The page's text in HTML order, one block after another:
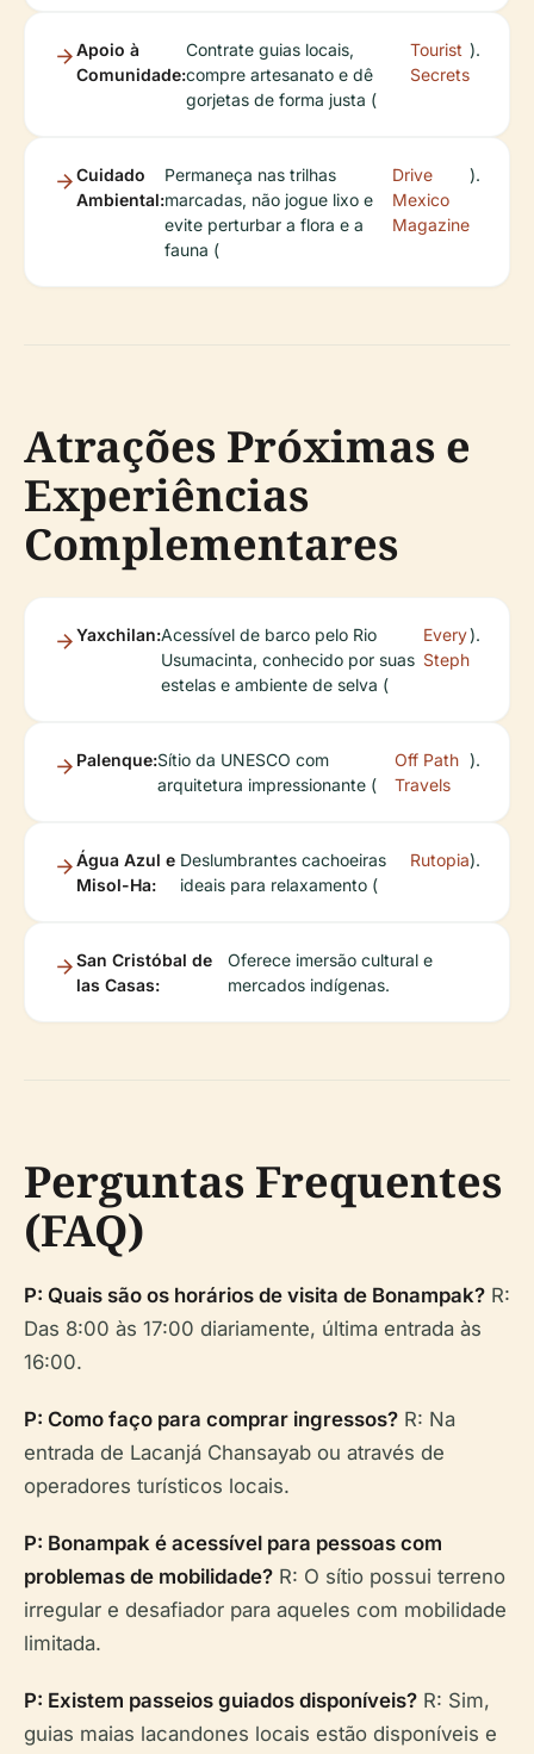
Apoio à
Comunidade:
Contrate guias locais,
compre artesanato e dê
gorjetas de forma justa (
Tourist
Secrets
).
Cuidado
Ambiental:
Permaneça nas trilhas
marcadas, não jogue lixo e
evite perturbar a flora e a
fauna (
Drive
Mexico
Magazine
).
Atrações Próximas e
Experiências
Complementares
Yaxchilan:Acessível de barco pelo Rio
Usumacinta, conhecido por suas
estelas e ambiente de selva (
Every
Steph
).
Palenque:Sítio da UNESCO com
arquitetura impressionante (
Off Path
Travels
).
Água Azul e
Misol-Ha:
Deslumbrantes cachoeiras
ideais para relaxamento (
Rutopia).
San Cristóbal de
las Casas:
Oferece imersão cultural e
mercados indígenas.
Perguntas Frequentes
(FAQ)
P: Quais são os horários de visita de Bonampak? R:
Das 8:00 às 17:00 diariamente, última entrada às
16:00.
P: Como faço para comprar ingressos? R: Na
entrada de Lacanjá Chansayab ou através de
operadores turísticos locais.
P: Bonampak é acessível para pessoas com
problemas de mobilidade? R: O sítio possui terreno
irregular e desafiador para aqueles com mobilidade
limitada.
P: Existem passeios guiados disponíveis? R: Sim,
guias maias lacandones locais estão disponíveis e